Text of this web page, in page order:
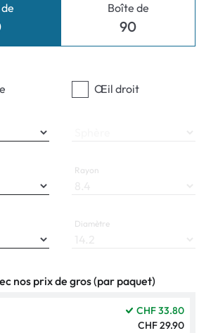
Boîte de
90
Œil droit
Rayon
Diamètre
nos prix de gros (par paquet)
CHF 33.80
CHF 29.90